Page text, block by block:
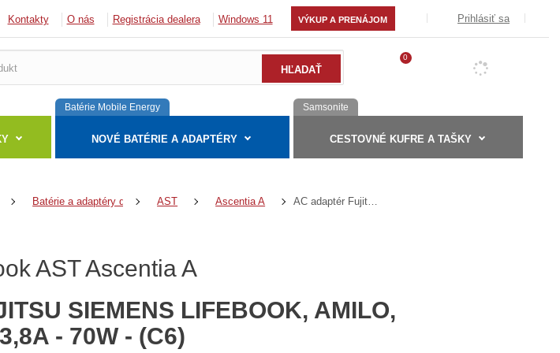
Kontakty O nás Registrácia dealera Windows 11 VÝKUP A PRENÁJOM Prihlásiť sa
0
Batérie Mobile Energy
NOVÉ BATÉRIE A ADAPTÉRY
Samsonite
CESTOVNÉ KUFRE A TAŠKY
Batérie a adaptéry do notebookov
AST Ascentia A
AST Ascentia A
SIEMENS LIFEBOOK, AMILO,
- 70W - (C6)